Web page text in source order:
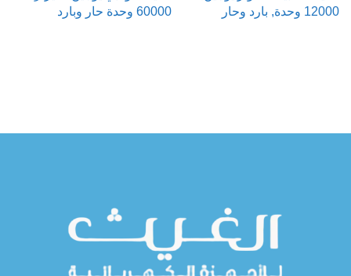
12000 وحدة, بارد وحار
60000 وحدة حار وبارد